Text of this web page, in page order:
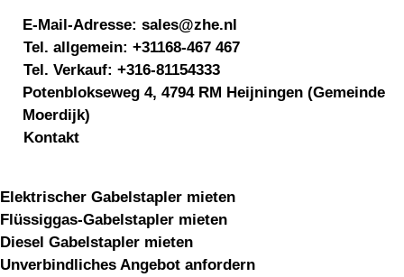
E-Mail-Adresse: sales@zhe.nl
Tel. allgemein: +31168-467 467
Tel. Verkauf: +316-81154333
Potenblokseweg 4, 4794 RM Heijningen (Gemeinde
Moerdijk)
Kontakt
Elektrischer Gabelstapler mieten
Flüssiggas-Gabelstapler mieten
Diesel Gabelstapler mieten
Unverbindliches Angebot anfordern